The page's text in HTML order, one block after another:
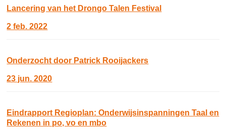
Lancering van het Drongo Talen Festival
2 feb. 2022
Onderzocht door Patrick Rooijackers
23 jun. 2020
Eindrapport Regioplan: Onderwijsinspanningen Taal en
Rekenen in po, vo en mbo